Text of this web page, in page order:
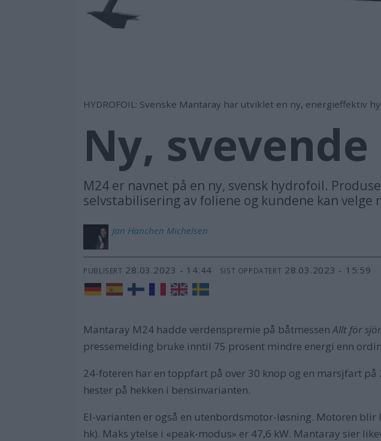
HYDROFOIL: Svenske Mantaray har utviklet en ny, energieffektiv
Ny,
M24 er navnet på en ny, svensk hydrofoil.
selvstabilisering av foliene og kundene kan
Jan Hanchen Michelsen
PUBLISERT 28.03.2023 - 14:44 SIST OPPDATERT 28.03.2023 - 15:59
Mantaray M24 hadde verdenspremie på båtmessenAllt för
pressemelding bruke inntil 75 prosent mindre energi enn
24-foteren har en toppfart på over 30 knop og en marsjfart
hester på hekken i bensinvarianten.
El-varianten er også en utenbordsmotor-løsning. Motoren
hk). Maks ytelse i «peak-modus» er 47,6 kW. Mantaray sier